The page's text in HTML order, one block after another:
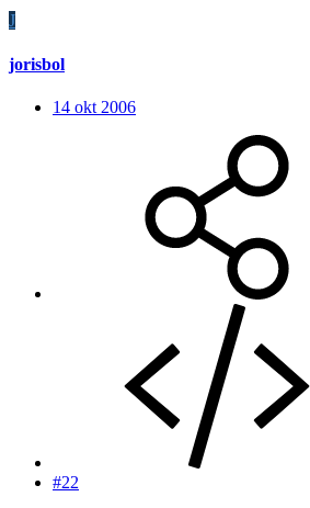
J
jorisbol
14 okt 2006
#22